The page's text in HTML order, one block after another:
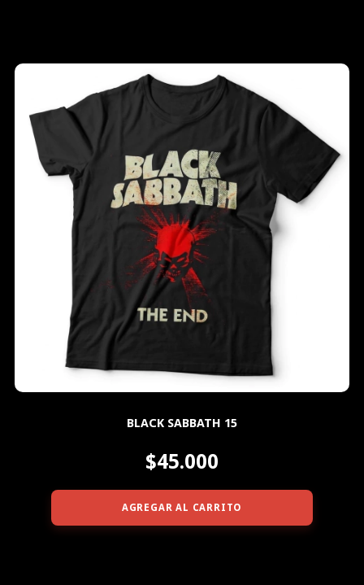
BLACK SABBATH 15
$45.000
AGREGAR AL CARRITO